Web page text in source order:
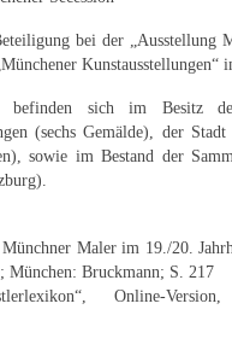
/ Dokumente
Wirkungsstätte
Künstler
Künstler
Künstler
bei der „Ausstellung
Kunstausstellungen“
befinden sich im Besitz
(sechs Gemälde), der
sowie im Bestand der
Maler im 19./20.
Bruckmann; S. 217
Online-